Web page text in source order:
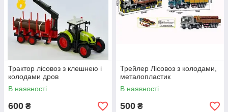
Трактор лісовоз з клешнею і
колодами дров
В наявності
600 ₴
Трейлер Лісовоз з колодами,
металопластик
В наявності
500 ₴